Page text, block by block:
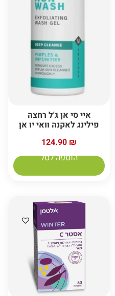
איי סי אן ג'ל רחצה
פילינג לאקנה וואי יו אן
124.90 ₪
הוספה לסל